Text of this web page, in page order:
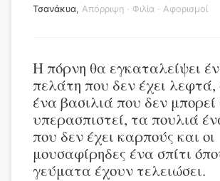
Τσανάκυα, Απόρριψη · Φιλία · Αφορισμοί
Η πόρνη θα εγκαταλείψει
πελάτη που δεν έχει λεφτά,
ένα βασιλιά που δεν
υπερασπιστεί, τα πουλιά
που δεν έχει καρπούς και οι
μουσαφίρηδες ένα σπίτι
γεύματα έχουν τελειώσει.